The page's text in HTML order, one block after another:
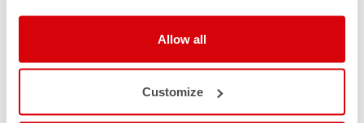
Allow all
Customize
emailVous avez une question à nous poser?
RETOURS ET REMBOURSEMENTS
Retour de commande garanti
dans les 30 jours suivant la livraison
Découvrez la politique de retour